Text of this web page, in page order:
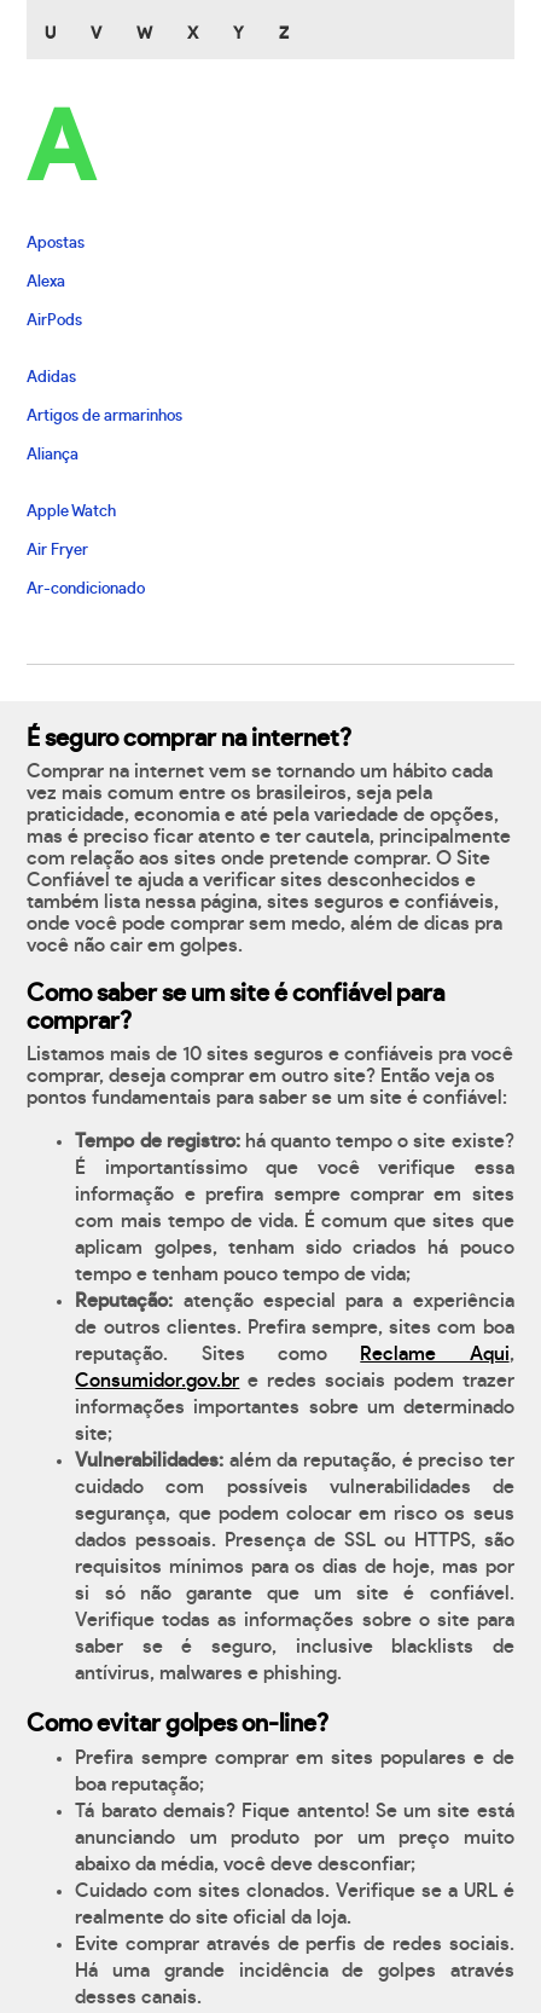
U V W X Y Z
A
Apostas
Alexa
AirPods
Adidas
Artigos de armarinhos
Aliança
Apple Watch
Air Fryer
Ar-condicionado
É seguro comprar na internet?
Comprar na internet vem se tornando um hábito cada
vez mais comum entre os brasileiros, seja pela
praticidade, economia e até pela variedade de opções,
mas é preciso ficar atento e ter cautela, principalmente
com relação aos sites onde pretende comprar. O Site
Confiável te ajuda a verificar sites desconhecidos e
também lista nessa página, sites seguros e confiáveis,
onde você pode comprar sem medo, além de dicas pra
você não cair em golpes.
Como saber se um site é confiável para
comprar?
Listamos mais de 10 sites seguros e confiáveis pra você
comprar, deseja comprar em outro site? Então veja os
pontos fundamentais para saber se um site é confiável:
Tempo de registro:há quanto tempo o site existe?
É importantíssimo que você verifique essa
informação e prefira sempre comprar em sites
com mais tempo de vida. É comum que sites que
aplicam golpes, tenham sido criados há pouco
tempo e tenham pouco tempo de vida;
Reputação: atenção especial para a experiência
de outros clientes. Prefira sempre, sites com boa
reputação. Sites como
Reclame Aqui,
Consumidor.gov.br e redes sociais podem trazer
informações importantes sobre um determinado
site;
Vulnerabilidades: além da reputação, é preciso ter
cuidado com possíveis vulnerabilidades de
segurança, que podem colocar em risco os seus
dados pessoais. Presença de SSL ou HTTPS, são
requisitos mínimos para os dias de hoje, mas por
si só não garante que um site é confiável.
Verifique todas as informações sobre o site para
saber se é seguro, inclusive blacklists de
antívirus, malwares e phishing.
Como evitar golpes on-line?
Prefira sempre comprar em sites populares e de
boa reputação;
Tá barato demais? Fique antento! Se um site está
anunciando um produto por um preço muito
abaixo da média, você deve desconfiar;
Cuidado com sites clonados. Verifique se a URL é
realmente do site oficial da loja.
Evite comprar através de perfis de redes sociais.
Há uma grande incidência de golpes através
desses canais.